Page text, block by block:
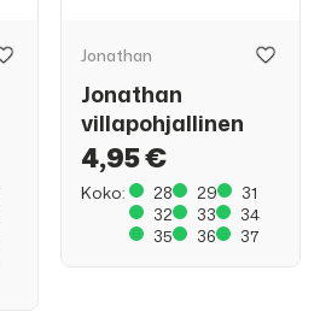
Jonathan
Jonathan
villapohjallinen
4,95 €
Koko: 28 29
31
32
33
34
35
36 37